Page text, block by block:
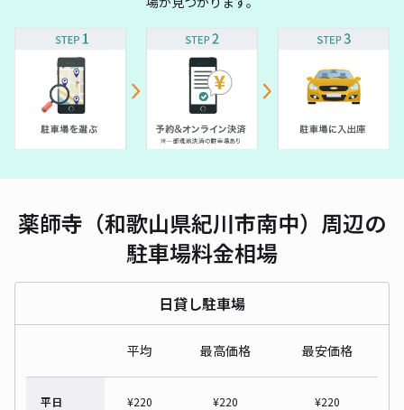
薬師寺（和歌山県紀川市南中）周辺の
駐車場料金相場
日貸し駐車場
平均 最高価格 最安価格
平日 ¥220 ¥220 ¥220